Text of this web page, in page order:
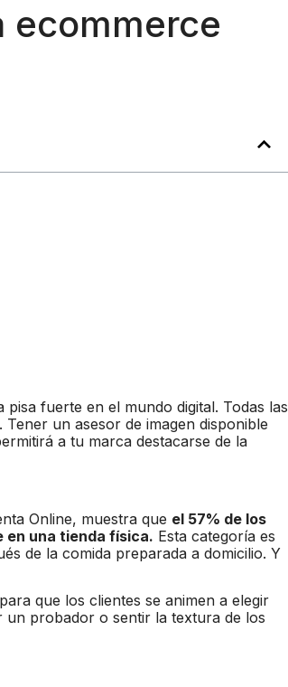
ecommerce
fuerte en el mundo digital. Todas las
un asesor de imagen disponible
a tu marca destacarse de la
Online, muestra que el 57% de los
en una tienda física. Esta categoría es
de la comida preparada a domicilio. Y
que los clientes se animen a elegir
un probador o sentir la textura de los